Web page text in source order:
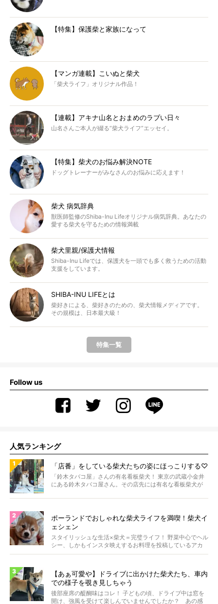
【特集】保護柴と家族になって
【マンガ連載】こいぬと柴犬
「柴犬ライフ」オリジナル作品！
【連載】アキナ山名とおまめのラブい日々
山名さんご本人が綴る“柴犬ライフ”エッセイ。
【特集】柴犬のお悩み解決NOTE
ドッグトレーナーがみなさんのお悩みに応えます！
柴犬 病気辞典
獣医師監修のShiba-Inu Lifeオリジナル病気辞典。あなたの
愛する柴犬を守るための情報満載
柴犬里親/保護犬情報
Shiba-Inu Lifeでは、保護犬を一頭でも多く救うための活動
支援をしています。
SHIBA-INU LIFEとは
柴好きによる、柴好きのための、柴犬情報メディアです。
その規模は、日本最大級！
特集一覧
Follow us
人気ランキング
「店番」をしている柴犬たちの姿にほっこりする♡
「鈴木タバコ屋」さんの有名看板柴犬！ 東京の武蔵小金井
にある鈴木タバコ屋さん。その店先には有名な看板柴犬が
ポーランドでおしゃれな柴犬ライフを満喫！柴犬イ
ェシェン
スタイリッシュな生活×柴犬＝完璧ライフ！ 野菜中心でヘル
シー、しかもインスタ映えするお料理を投稿しているアカ
ウ...
【あぁ可愛や】ドライブに出かけた柴犬たち、車内
での様子を覗き見しちゃう
後部座席の醍醐味はコレ！ 子どもの頃、ドライブ中は窓を
開け、強風を受けて楽しんでいませんでしたか？ あの感